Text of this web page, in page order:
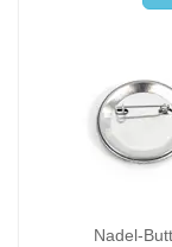
Nadel-